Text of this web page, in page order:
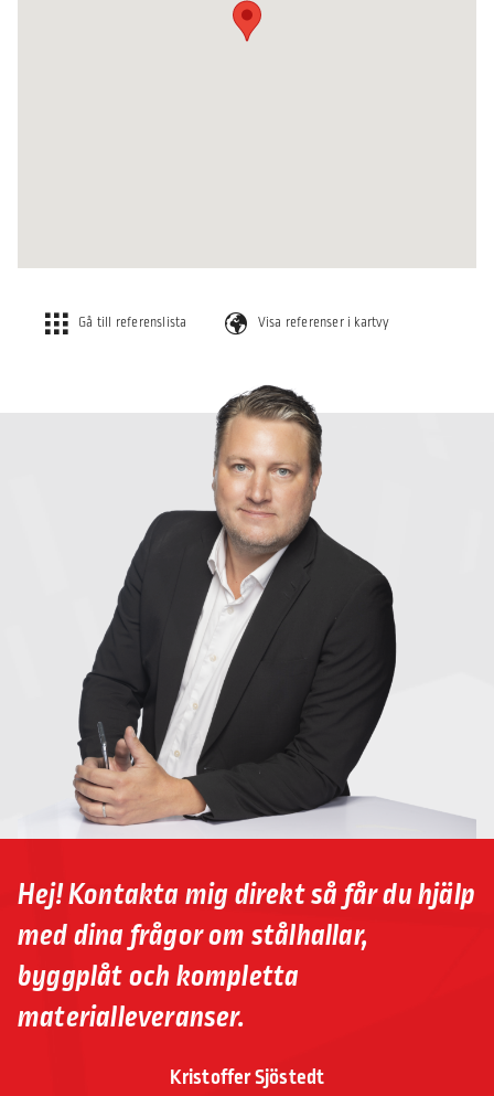
Gå till referenslista Visa referenser i kartvy
Kristoffer Sjöstedt
Hej! Kontakta mig direkt så får du hjälp
med dina frågor om stålhallar,
byggplåt och kompletta
materialleveranser.